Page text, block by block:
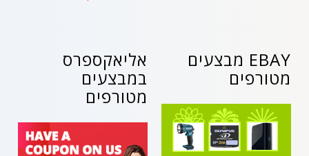
אליאקספרס
במבצעים
מטורפים
EBAY מבצעים
מטורפים